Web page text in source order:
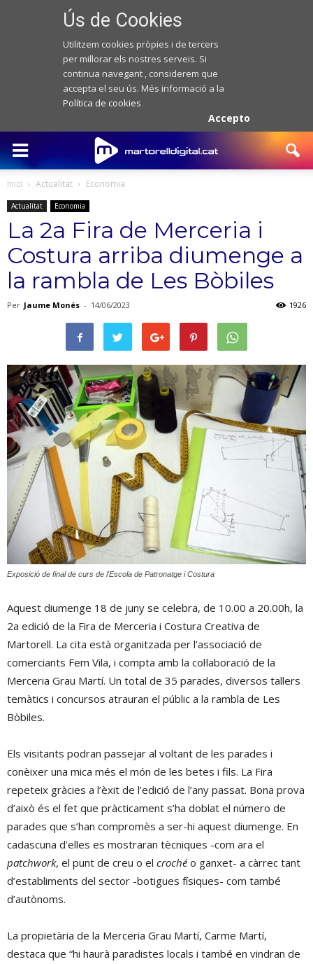
Ús de Cookies
Utilitzem cookies pròpies i de tercers
per millorar els nostres serveis. Si
continua navegant , considerem que
accepta el seu ús. Més informació a la
Política de cookies
Accepto
Inici Actualitat Economia
Actualitat Economia
La 2a Fira de Merceria i
Costura arriba diumenge a
la rambla de Les Bòbiles
Per Jaume Monés - 14/06/2023 1926
Exposició de final de curs de l'Escola de Patronatge i Costura
Aquest diumenge 18 de juny se celebra, de 10.00 a 20.00h, la
2a edició de la Fira de Merceria i Costura Creativa de
Martorell. La cita està organitzada per l’associació de
comerciants Fem Vila, i compta amb la col·laboració de la
Merceria Grau Martí. Un total de 35 parades, diversos tallers
temàtics i concursos atrauran el públic a la rambla de Les
Bòbiles.
Els visitants podran passejar al voltant de les parades i
conèixer una mica més el món de les betes i fils. La Fira
repeteix gràcies a l’èxit de l’edició de l’any passat. Bona prova
d’això és el fet que pràcticament s’ha doblat el número de
parades que s’han compromès a ser-hi aquest diumenge. En
cadascuna d’elles es mostraran tècniques -com ara el
patchwork, el punt de creu o el croché o ganxet- a càrrec tant
d’establiments del sector -botigues físiques- com també
d’autònoms.
La propietària de la Merceria Grau Martí, Carme Martí,
destaca que “hi haurà paradistes locals i també en vindran de